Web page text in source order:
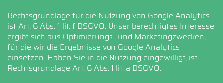
Rechtsgrundlage für die Nutzung von Google Analytics
ist Art. 6 Abs. 1 lit. f DSGVO. Unser berechtigtes Interesse
ergibt sich aus Optimierungs- und Marketingzwecken,
für die wir die Ergebnisse von Google Analytics
einsetzen. Haben Sie in die Nutzung eingewilligt, ist
Rechtsgrundlage Art. 6 Abs. 1 lit. a DSGVO.